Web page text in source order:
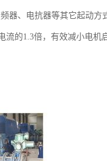
器、电抗器等其它起动方
的1.3倍，有效减小电机